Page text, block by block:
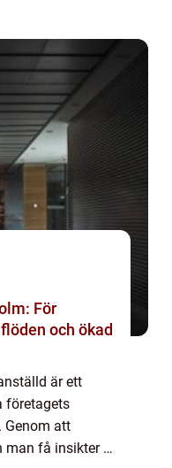
För
och ökad
är ett
företagets
Genom att
man få insikter i